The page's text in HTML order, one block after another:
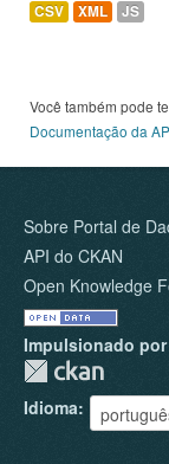
CSV XML JS
Você também pode
Documentação da
Sobre Portal de
API do CKAN
Open Knowledge
Impulsionado por
Idioma